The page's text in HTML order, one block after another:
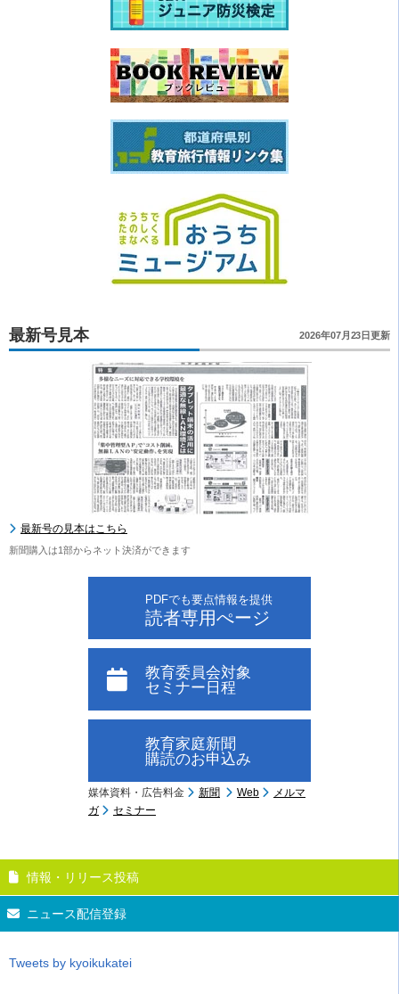
最新号見本 2026年07月23日更新
最新号の見本はこちら
新聞購入は1部からネット決済ができます
PDFでも要点情報を提供
読者専用ぺージ
教育委員会対象
セミナー日程
教育家庭新聞
購読のお申込み
媒体資料・広告料金 新聞 Web
メルマ
ガ
セミナー
情報・リリース投稿
ニュース配信登録
Tweets by kyoikukatei